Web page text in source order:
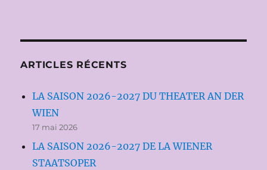
ARTICLES RÉCENTS
LA SAISON 2026-2027 DU THEATER AN DER
WIEN
17 mai 2026
LA SAISON 2026-2027 DE LA WIENER
STAATSOPER